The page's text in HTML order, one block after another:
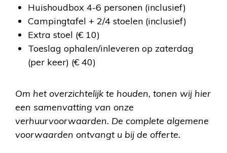
Huishoudbox 4-6 personen (inclusief)
Campingtafel + 2/4 stoelen (inclusief)
Extra stoel (€ 10)
Toeslag ophalen/inleveren op zaterdag
(per keer) (€ 40)
Om het overzichtelijk te houden, tonen wij hier
een samenvatting van onze
verhuurvoorwaarden. De complete algemene
voorwaarden ontvangt u bij de offerte.